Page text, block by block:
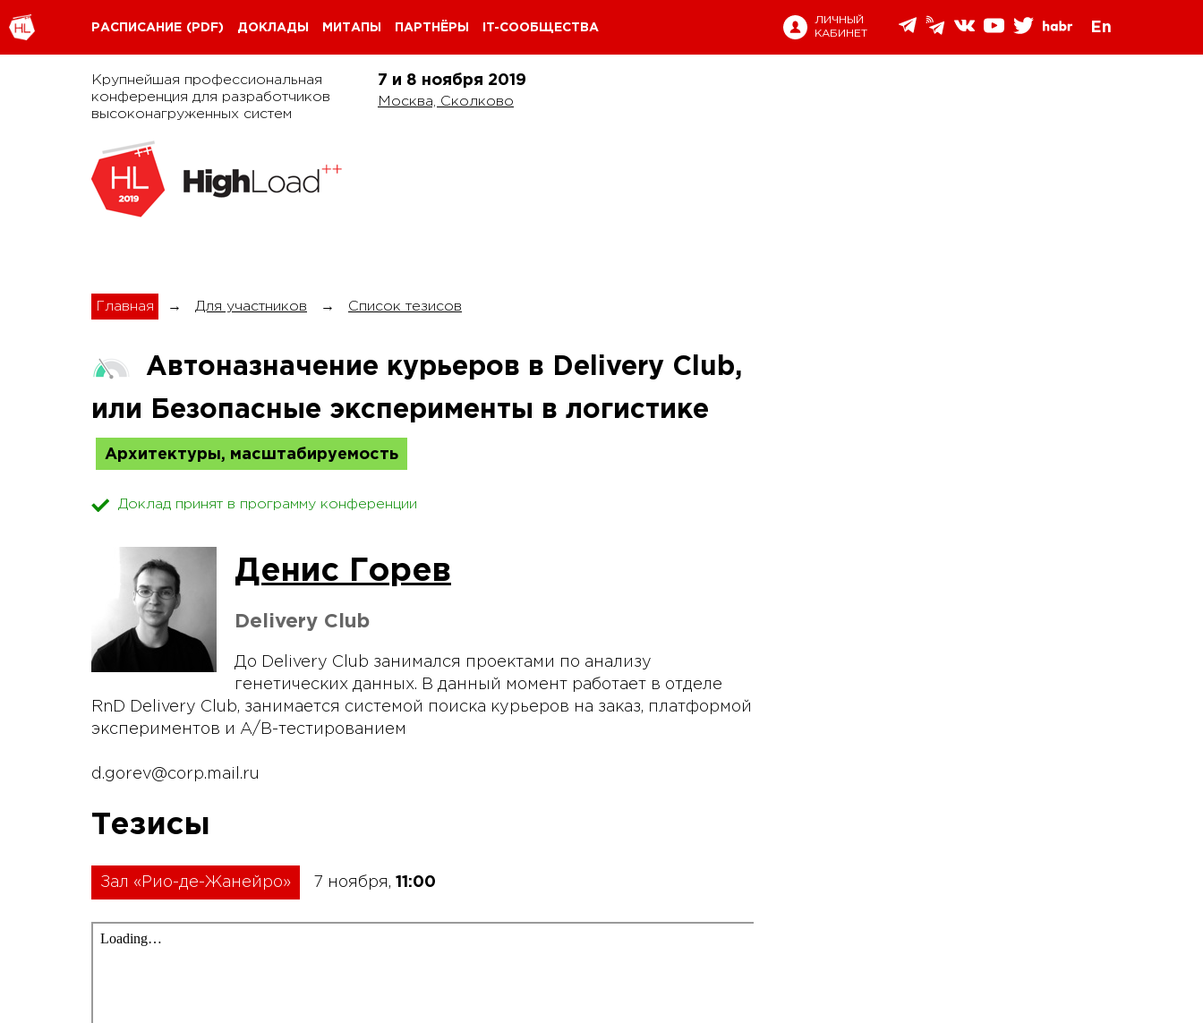
РАСПИСАНИЕ (PDF) ДОКЛАДЫ МИТАПЫ ПАРТНЁРЫ IT-СООБЩЕСТВА
ЛИЧНЫЙ
КАБИНЕТ
En
Крупнейшая профессиональная
конференция для разработчиков
высоконагруженных систем
7 и 8 ноября 2019
Москва, Сколково
Главная → Для участников → Список тезисов
Автоназначение курьеров в Delivery Club,
или Безопасные эксперименты в логистике
Архитектуры, масштабируемость
Доклад принят в программу конференции
Денис Горев
Delivery Club
До Delivery Club занимался проектами по анализу
генетических данных. В данный момент работает в отделе
RnD Delivery Club, занимается системой поиска курьеров на заказ, платформой
экспериментов и A/B-тестированием
d.gorev@corp.mail.ru
Тезисы
Зал «Рио-де-Жанейро» 7 ноября, 11:00